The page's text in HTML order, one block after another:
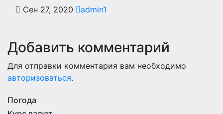
Сен 27, 2020 admin1
Добавить комментарий
Для отправки комментария вам необходимо
авторизоваться.
Погода